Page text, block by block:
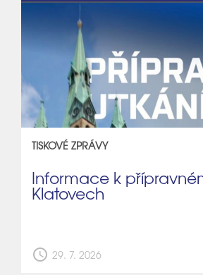
TISKOVÉ ZPRÁVY
Informace k
Klatovech
schedule 29. 7. 2026